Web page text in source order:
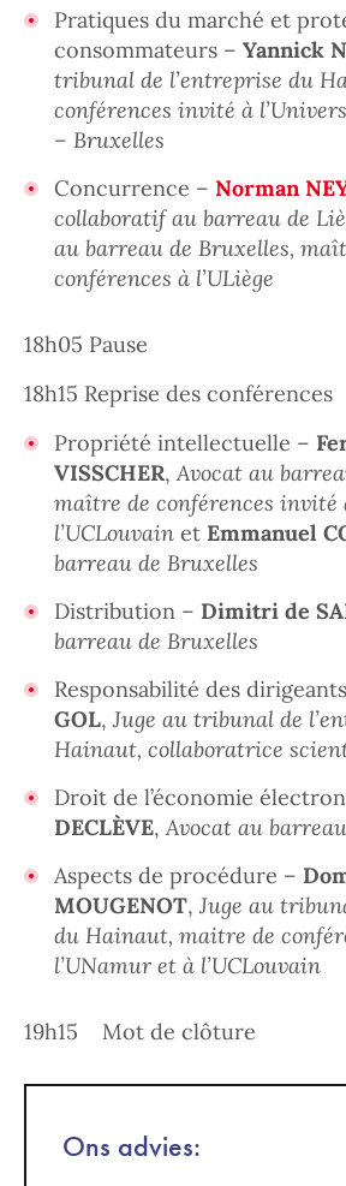
Pratiques du marché et
consommateurs – Yannick
tribunal de l’entreprise du
conférences invité à
– Bruxelles
Concurrence – Norman
collaboratif au barreau de
au barreau de Bruxelles,
conférences à l’ULiège
18h05 Pause
18h15 Reprise des conférences
Propriété intellectuelle –
VISSCHER,Avocat au
maître de conférences invité
l’UCLouvain et Emmanuel
barreau de Bruxelles
Distribution – Dimitri de
barreau de Bruxelles
Responsabilité des
GOL, Juge au tribunal de
Hainaut, collaboratrice
Droit de l’économie
DECLÈVE,Avocat au
Aspects de procédure –
MOUGENOT, Juge au
du Hainaut, maitre de
l’UNamur et à l’UCLouvain
19h15 Mot de clôture
Ons advies: